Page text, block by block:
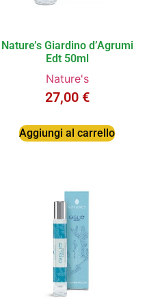
Nature’s Giardino d’Agrumi
Edt 50ml
Nature's
27,00 €
Aggiungi al carrello